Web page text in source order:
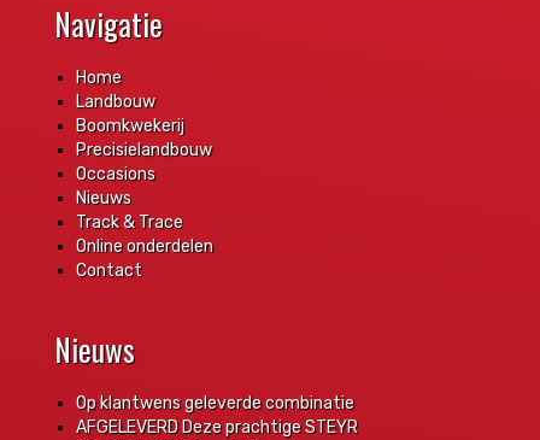
Navigatie
Home
Landbouw
Boomkwekerij
Precisielandbouw
Occasions
Nieuws
Track & Trace
Online onderdelen
Contact
Nieuws
Op klantwens geleverde combinatie
AFGELEVERD Deze prachtige STEYR